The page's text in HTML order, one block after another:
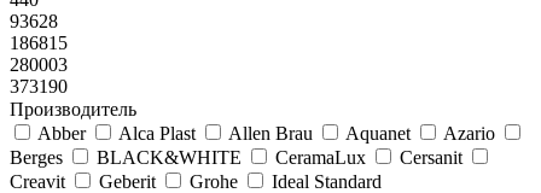
93628
186815
280003
373190
Производитель
Abber
Alca Plast Allen Brau Aquanet
Azario
Berges
BLACK&WHITE CeramaLux
Cersanit
Creavit
Geberit Grohe
Ideal Standard